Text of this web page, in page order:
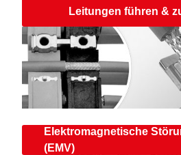
Leitungen führen &
Elektromagnetische
(EMV)